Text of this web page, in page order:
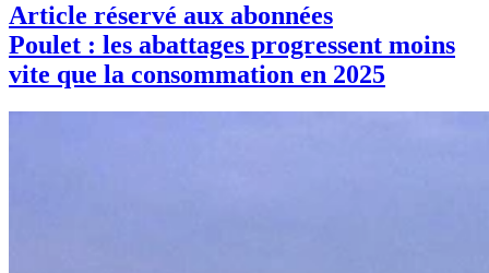
Article réservé aux abonnées
Poulet : les abattages progressent moins
vite que la consommation en 2025